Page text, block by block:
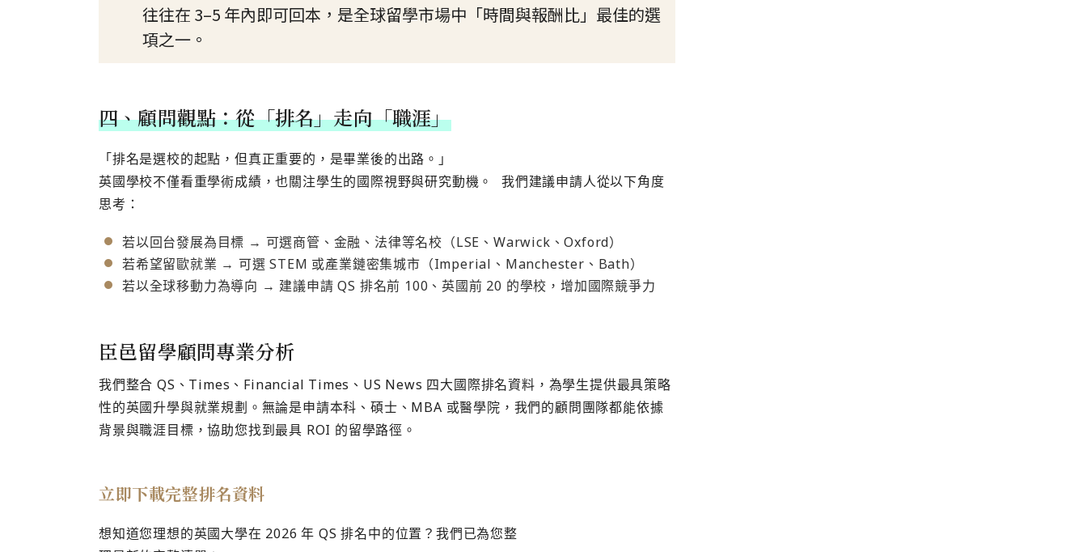
往往在 3–5 年內即可回本，是全球留學市場中「時間與報酬比」最佳的選
項之一。
四、顧問觀點：從「排名」走向「職涯」
「排名是選校的起點，但真正重要的，是畢業後的出路。」
英國學校不僅看重學術成績，也關注學生的國際視野與研究動機。 我們建議申請人從以下角度
思考：
若以回台發展為目標 → 可選商管、金融、法律等名校（LSE、Warwick、Oxford）
若希望留歐就業 → 可選 STEM 或產業鏈密集城市（Imperial、Manchester、Bath）
若以全球移動力為導向 → 建議申請 QS 排名前 100、英國前 20 的學校，增加國際競爭力
臣邑留學顧問專業分析
我們整合 QS、Times、Financial Times、US News 四大國際排名資料，為學生提供最具策略
性的英國升學與就業規劃。無論是申請本科、碩士、MBA 或醫學院，我們的顧問團隊都能依據
背景與職涯目標，協助您找到最具 ROI 的留學路徑。
立即下載完整排名資料
想知道您理想的英國大學在 2026 年 QS 排名中的位置？我們已為您整